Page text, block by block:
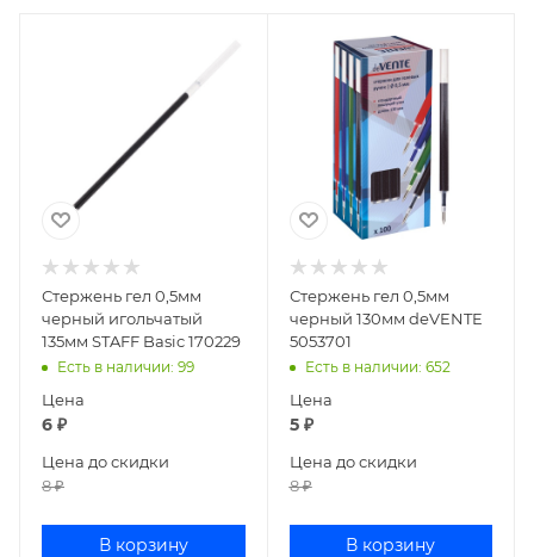
Стержень гел 0,5мм
черный игольчатый
135мм STAFF Basic 170229
Есть в наличии: 99
Цена
6 ₽
Цена до скидки
8₽
В корзину
Стержень гел 0,5мм
черный 130мм deVENTE
5053701
Есть в наличии: 652
Цена
5₽
Цена до скидки
8₽
В корзину